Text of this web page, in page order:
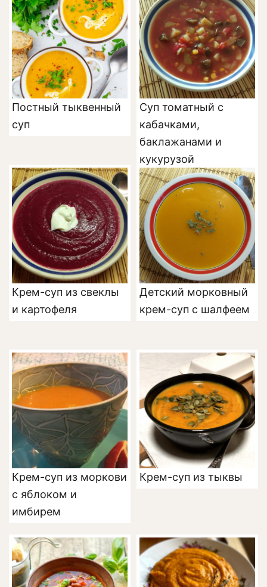
Постный тыквенный
суп
Суп томатный с
кабачками,
баклажанами и
кукурузой
Крем-суп из свеклы
и картофеля
Детский морковный
крем-суп с шалфеем
Крем-суп из моркови
с яблоком и
имбирем
Крем-суп из тыквы